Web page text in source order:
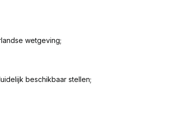
wetgeving;
beschikbaar stellen;